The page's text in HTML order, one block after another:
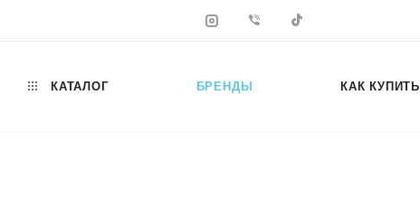
КАТАЛОГ БРЕНДЫ КАК КУПИТЬ